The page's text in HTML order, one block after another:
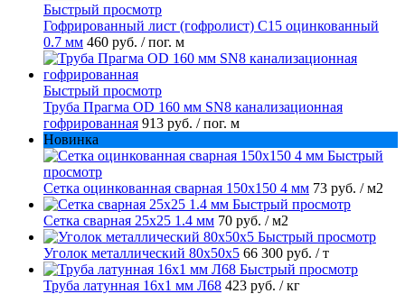
Быстрый просмотр
Гофрированный лист (гофролист) С15 оцинкованный
0.7 мм 460 руб. / пог. м
Быстрый просмотр
Труба Прагма OD 160 мм SN8 канализационная
гофрированная 913 руб. / пог. м
Новинка
Быстрый
просмотр
Сетка оцинкованная сварная 150х150 4 мм 73 руб. / м2
Быстрый просмотр
Сетка сварная 25х25 1.4 мм 70 руб. / м2
Быстрый просмотр
Уголок металлический 80х50х5 66 300 руб. / т
Быстрый просмотр
Труба латунная 16х1 мм Л68 423 руб. / кг